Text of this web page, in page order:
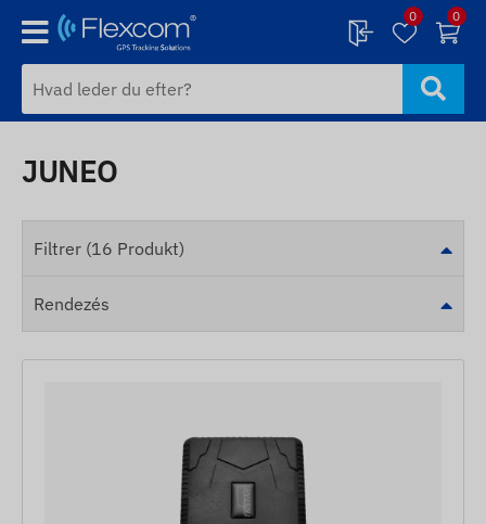
0 0
JUNEO
Filtrer (16 Produkt)
Rendezés